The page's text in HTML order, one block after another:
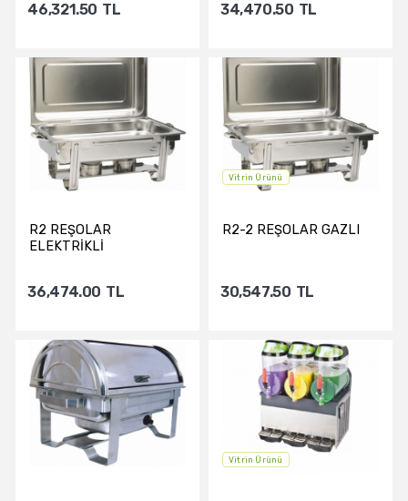
46,321.50 TL 34,470.50 TL
R2 REŞOLAR
ELEKTRİKLİ
36,474.00 TL
Sepete Ekle
Vitrin Ürünü
R2-2 REŞOLAR GAZLI
30,547.50 TL
Sepete Ekle
Vitrin Ürünü